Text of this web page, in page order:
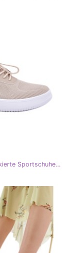
Seastar Material schockierte Sportschuhe auf der Plattform Frauen Beige